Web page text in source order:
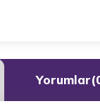
Yorumlar